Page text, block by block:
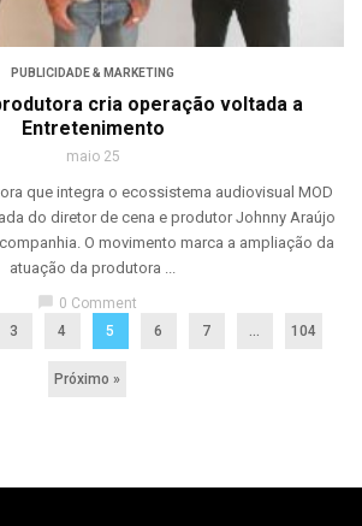
PUBLICIDADE & MARKETING
cria operação voltada a
Entretenimento
maio 25
que integra o ecossistema audiovisual MOD
do diretor de cena e produtor Johnny Araújo
O movimento marca a ampliação da
atuação da produtora ...
0 Comment
3 4 5 6 7 104
Próximo »